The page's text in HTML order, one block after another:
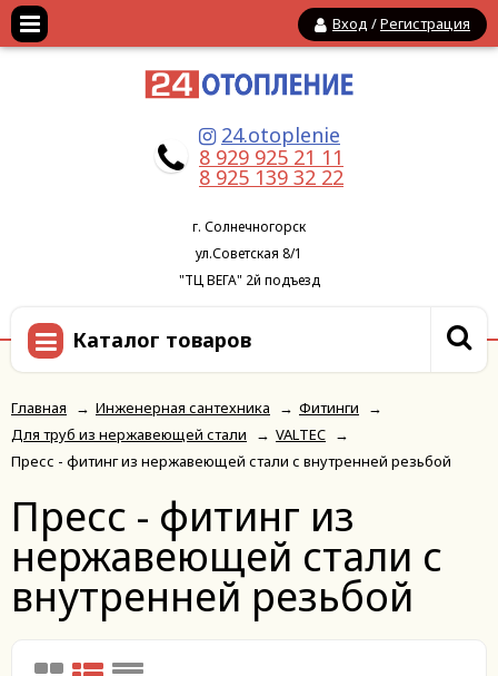
Вход /Регистрация
24.otoplenie
8 929 925 21 11
8 925 139 32 22
г. Солнечногорск
ул.Советская 8/1
"ТЦ ВЕГА" 2й подъезд
Каталог товаров
Главная → Инженерная сантехника → Фитинги
→
Для труб из нержавеющей стали
→ VALTEC →
Пресс - фитинг из нержавеющей стали с внутренней резьбой
Пресс - фитинг из
нержавеющей стали с
внутренней резьбой